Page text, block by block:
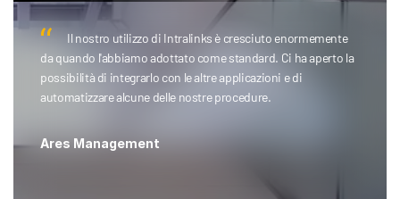
Il nostro utilizzo di Intralinks è cresciuto enormemente
da quando l'abbiamo adottato come standard. Ci ha aperto la
possibilità di integrarlo con le altre applicazioni e di
automatizzare alcune delle nostre procedure.
Ares Management